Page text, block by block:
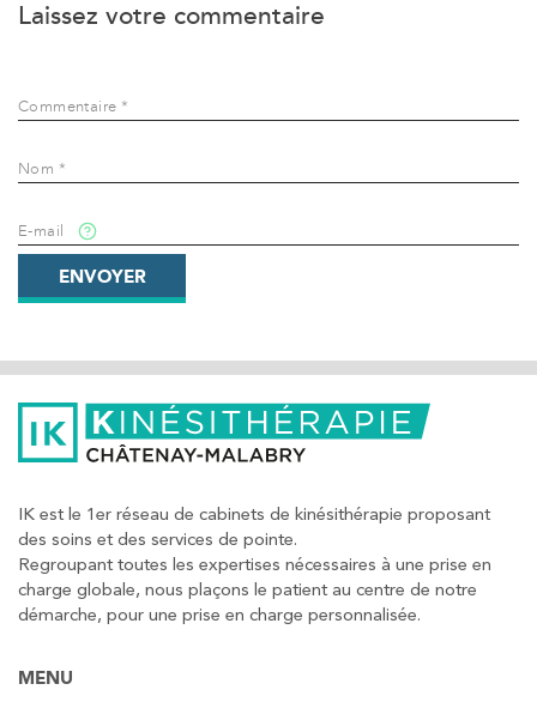
Laissez votre commentaire
Commentaire *
Nom *
E-mail
ENVOYER
IK est le 1er réseau de cabinets de kinésithérapie proposant
des soins et des services de pointe.
Regroupant toutes les expertises nécessaires à une prise en
charge globale, nous plaçons le patient au centre de notre
démarche, pour une prise en charge personnalisée.
MENU